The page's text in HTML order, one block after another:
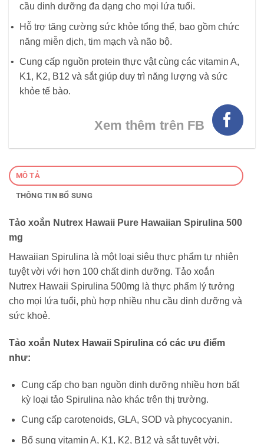
cầu dinh dưỡng đa dạng cho mọi lứa tuổi.
Hỗ trợ tăng cường sức khỏe tổng thể, bao gồm chức
năng miễn dịch, tim mạch và não bộ.
Cung cấp nguồn protein thực vật cùng các vitamin A,
K1, K2, B12 và sắt giúp duy trì năng lượng và sức
khỏe tế bào.
Xem thêm trên FB
MÔ TẢ
THÔNG TIN BỔ SUNG
Tảo xoắn Nutrex Hawaii Pure Hawaiian Spirulina 500
mg
Hawaiian Spirulina là một loại siêu thực phẩm tự nhiên
tuyệt vời với hơn 100 chất dinh dưỡng. Tảo xoắn
Nutrex Hawaii Spirulina 500mg là thực phẩm lý tưởng
cho mọi lứa tuổi, phù hợp nhiều nhu cầu dinh dưỡng và
sức khoẻ.
Tảo xoắn Nutex Hawaii Spirulina có các ưu điểm
như:
Cung cấp cho bạn nguồn dinh dưỡng nhiều hơn bất
kỳ loại tảo Spirulina nào khác trên thị trường.
Cung cấp carotenoids, GLA, SOD và phycocyanin.
Bổ sung vitamin A, K1, K2, B12 và sắt tuyệt vời.